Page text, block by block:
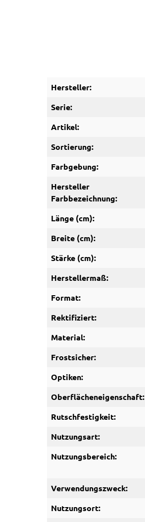
Hersteller:
Serie:
Artikel:
Sortierung:
Farbgebung:
Hersteller
Farbbezeichnung:
Länge (cm):
Breite (cm):
Stärke (cm):
Herstellermaß:
Format:
Rektifiziert:
Material:
Frostsicher:
Optiken:
Oberflächeneigenschaft:
Rutschfestigkeit:
Nutzungsart:
Nutzungsbereich:
Verwendungszweck:
Nutzungsort: